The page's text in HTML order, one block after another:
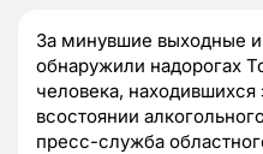
За минувшие выходные
обнаружили надорогах
человека,
всостоянии
пресс-служба